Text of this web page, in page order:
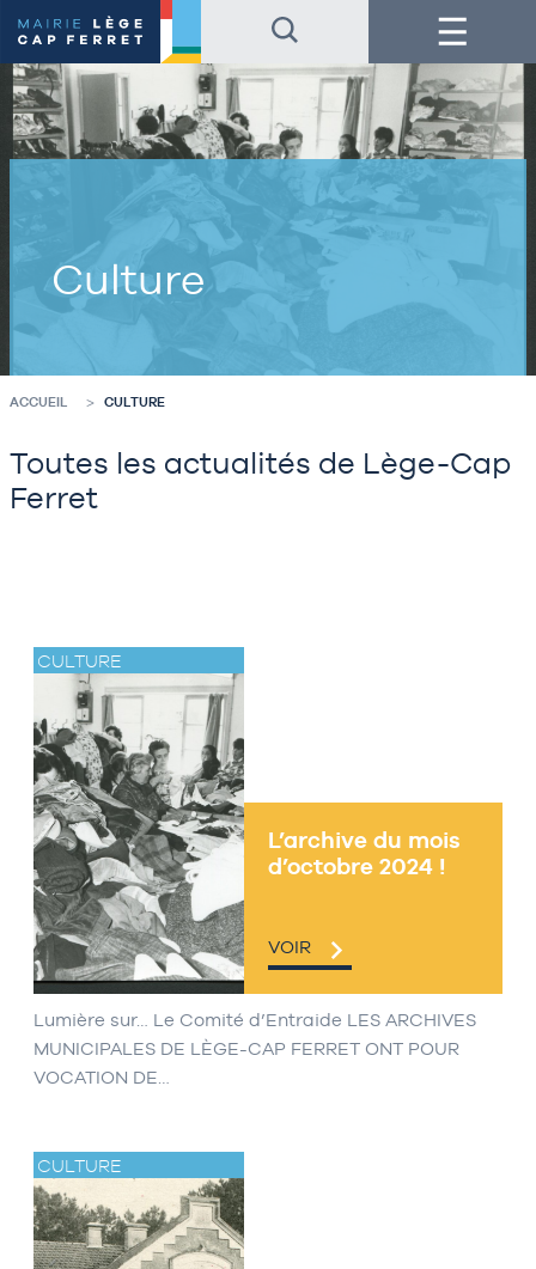
au
contenu
de
la
page
au
pied
de
page
Menu
Culture
ACCUEIL CULTURE
Toutes les actualités de Lège-Cap
Ferret
CULTURE
L’archive du mois
d’octobre 2024 !
VOIR
Lumière sur… Le Comité d’Entraide LES ARCHIVES
MUNICIPALES DE LÈGE-CAP FERRET ONT POUR
VOCATION DE…
CULTURE